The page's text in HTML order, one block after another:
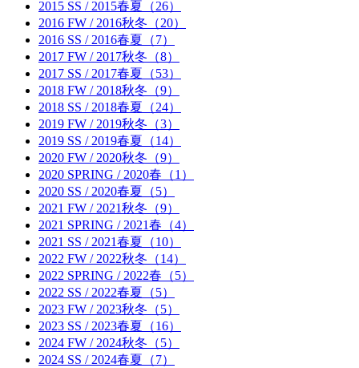
2015 SS / 2015春夏（26）
2016 FW / 2016秋冬（20）
2016 SS / 2016春夏（7）
2017 FW / 2017秋冬（8）
2017 SS / 2017春夏（53）
2018 FW / 2018秋冬（9）
2018 SS / 2018春夏（24）
2019 FW / 2019秋冬（3）
2019 SS / 2019春夏（14）
2020 FW / 2020秋冬（9）
2020 SPRING / 2020春（1）
2020 SS / 2020春夏（5）
2021 FW / 2021秋冬（9）
2021 SPRING / 2021春（4）
2021 SS / 2021春夏（10）
2022 FW / 2022秋冬（14）
2022 SPRING / 2022春（5）
2022 SS / 2022春夏（5）
2023 FW / 2023秋冬（5）
2023 SS / 2023春夏（16）
2024 FW / 2024秋冬（5）
2024 SS / 2024春夏（7）